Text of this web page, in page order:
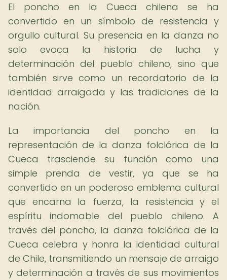
El poncho en la Cueca chilena se ha
convertido en un símbolo de resistencia y
orgullo cultural. Su presencia en la danza no
solo evoca la historia de lucha y
determinación del pueblo chileno, sino que
también sirve como un recordatorio de la
identidad arraigada y las tradiciones de la
nación.
La importancia del poncho en la
representación de la danza folclórica de la
Cueca trasciende su función como una
simple prenda de vestir, ya que se ha
convertido en un poderoso emblema cultural
que encarna la fuerza, la resistencia y el
espíritu indomable del pueblo chileno. A
través del poncho, la danza folclórica de la
Cueca celebra y honra la identidad cultural
de Chile, transmitiendo un mensaje de arraigo
y determinación a través de sus movimientos